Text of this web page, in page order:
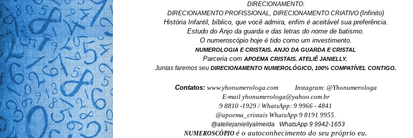
DIRECIONAMENTO.
DIRECIONAMENTO PROFISSIONAL, DIRECIONAMENTO CRIATIVO (Infinito)
História Infantil, bíblico, que você admira, enfim é aceitável sua preferência.
Estudo do Anjo da guarda e das letras do nome de batismo.
O numeroscópio hoje é tido como um investimento.
NUMEROLOGIA E CRISTAIS. ANJO DA GUARDA E CRISTAL
Parceria com APOEMA CRISTAIS. ATELIÊ JANIELLY.
Juntas faremos seu DIRECIONAMENTO NUMEROLÓGICO, 100% COMPATÍVEL CONTIGO.
Contatos: www.yhonumerologa.comInstagram: @Yhonumerologa
E-mail yhonumerologa@yahoo.com.br
9 8810 -1929 / WhatsApp: 9 9966 - 4841
@apoema_cristais WhatsApp 9 8191 9955.
@ateliejaniellyalmeida WhatsApp 9 9942-1653
NUMEROSCÓPIO é o autoconhecimento do seu próprio eu.